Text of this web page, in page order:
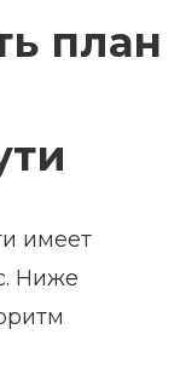
план
имеет
Ниже